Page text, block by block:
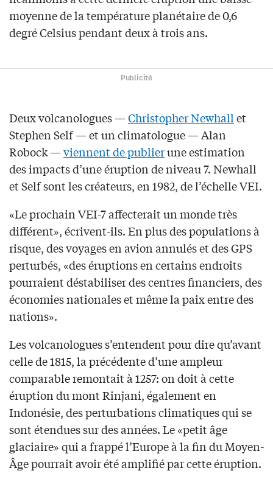
moyenne de la température planétaire de 0,6
degré Celsius pendant deux à trois ans.
Publicité
Deux volcanologues —Christopher Newhallet
Stephen Self — et un climatologue — Alan
Robock —viennent de publierune estimation
des impacts d’une éruption de niveau 7. Newhall
et Self sont les créateurs, en 1982, de l’échelle VEI.
«Le prochain VEI-7 affecterait un monde très
différent», écrivent-ils. En plus des populations à
risque, des voyages en avion annulés et des GPS
perturbés, «des éruptions en certains endroits
pourraient déstabiliser des centres financiers, des
économies nationales et même la paix entre des
nations».
Les volcanologues s’entendent pour dire qu’avant
celle de 1815, la précédente d’une ampleur
comparable remontait à 1257: on doit à cette
éruption du mont Rinjani, également en
Indonésie, des perturbations climatiques qui se
sont étendues sur des années. Le «petit âge
glaciaire» qui a frappé l’Europe à la fin du Moyen-
Âge pourrait avoir été amplifié par cette éruption.